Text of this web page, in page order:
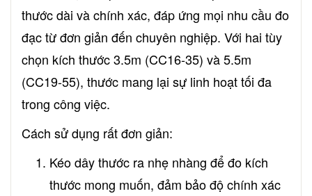
thước dài và chính xác, đáp ứng mọi nhu cầu đo
đạc từ đơn giản đến chuyên nghiệp. Với hai tùy
chọn kích thước 3.5m (CC16-35) và 5.5m
(CC19-55), thước mang lại sự linh hoạt tối đa
trong công việc.
Cách sử dụng rất đơn giản:
Kéo dây thước ra nhẹ nhàng để đo kích
thước mong muốn, đảm bảo độ chính xác